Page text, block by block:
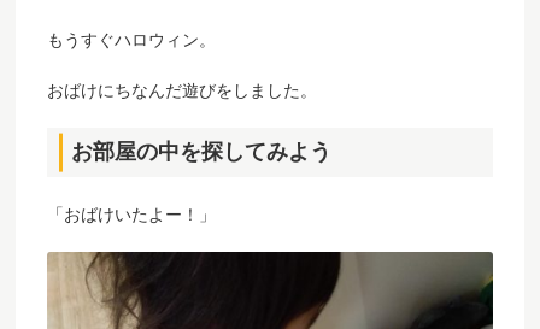
もうすぐハロウィン。
おばけにちなんだ遊びをしました。
お部屋の中を探してみよう
「おばけいたよー！」